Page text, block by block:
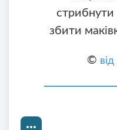
збити
©